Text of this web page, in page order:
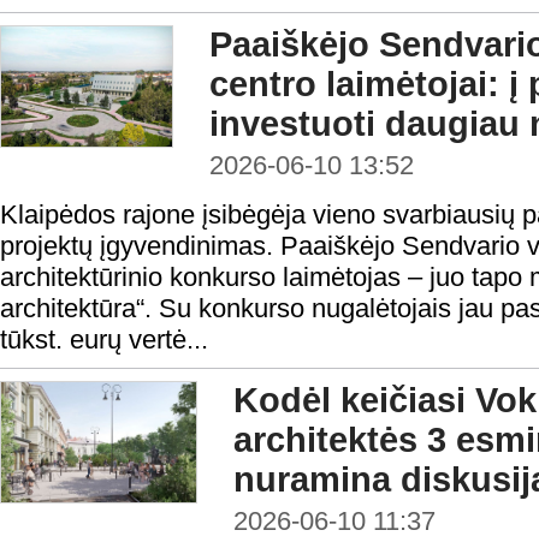
Paaiškėjo
centro laimėtojai: į
investuoti daugiau
2026-06-10 13:52
Klaipėdos rajone įsibėgėja vieno svarbiausių
projektų įgyvendinimas. Paaiškėjo Sendvario
architektūrinio konkurso laimėtojas – juo tapo
architektūra“. Su konkurso nugalėtojais jau
tūkst. eurų vertė...
Kodėl keičiasi
architektės 3
nuramina
2026-06-10 11:37